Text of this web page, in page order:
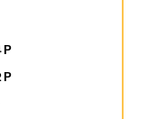
ックス！啼き叫ぶ絶頂
P
P